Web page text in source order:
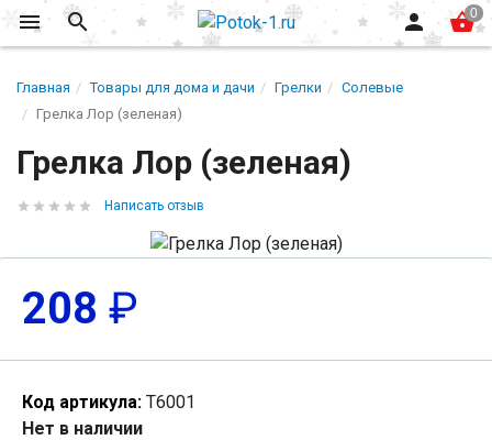
Главная Товары для дома и дачи Грелки
Солевые
Грелка Лор (зеленая)
Грелка Лор (зеленая)
Написать отзыв
208 ₽
Код артикула: Т6001
Нет в наличии